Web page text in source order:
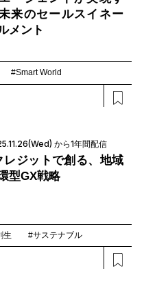
来のセールスイネー
メント
#Smart World
から1年間配信
レジットで創る、地域
型GX戦略
生 #サステナブル